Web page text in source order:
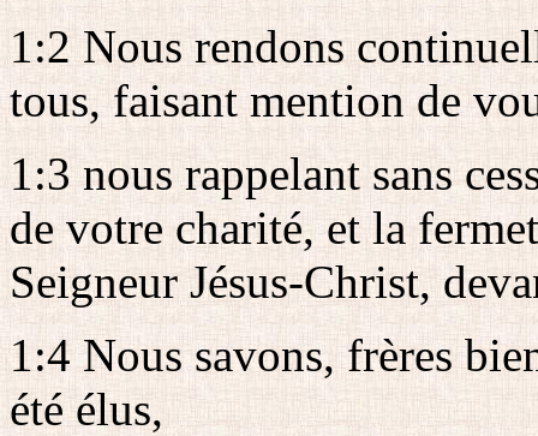
1:2 Nous rendons
tous, faisant mention de
1:3 nous rappelant sans
de votre charité, et la
Seigneur Jésus-Christ,
1:4 Nous savons, frères
été élus,